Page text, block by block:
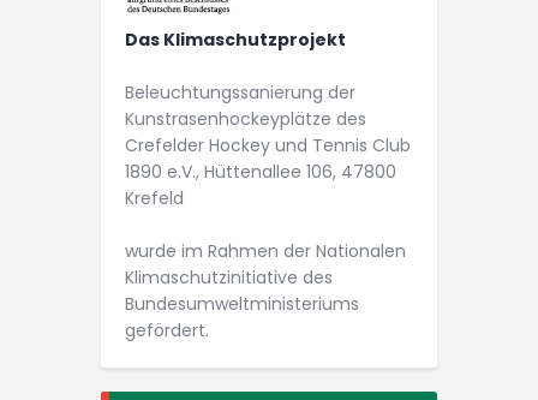
Das Klimaschutzprojekt
Beleuchtungs­­sanierung der
Kunstrasen­­hockey­plätze des
Crefelder Hockey und Tennis Club
1890 e.V., Hüttenallee 106, 47800
Krefeld
wurde im Rahmen der Nationalen
Klimaschutz­initiative des
Bundesumwelt­ministeriums
gefördert.